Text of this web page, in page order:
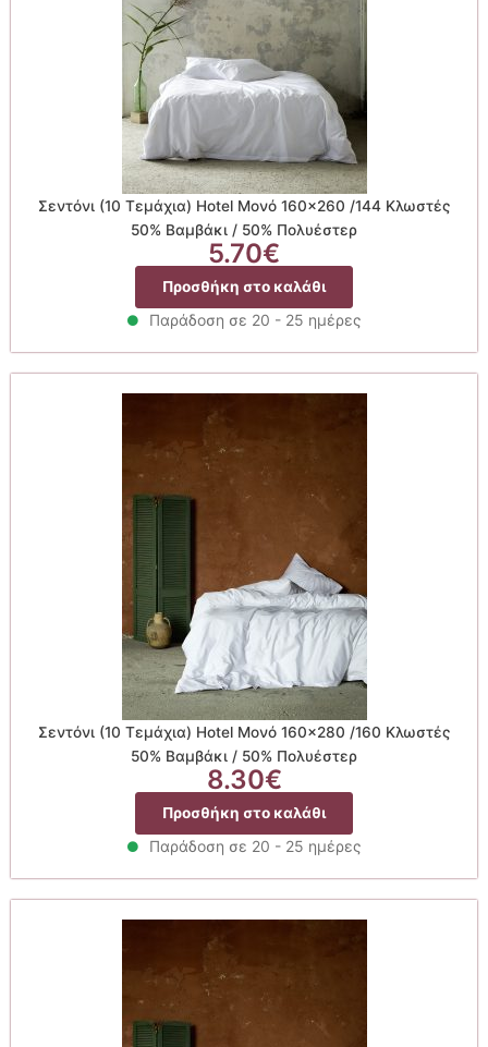
Σεντόνι (10 Τεμάχια) Hotel Μονό 160×260 /144 Κλωστές
50% Βαμβάκι / 50% Πολυέστερ
5.70€
Προσθήκη στο καλάθι
Παράδοση σε 20 - 25 ημέρες
Σεντόνι (10 Τεμάχια) Hotel Μονό 160×280 /160 Κλωστές
50% Βαμβάκι / 50% Πολυέστερ
8.30€
Προσθήκη στο καλάθι
Παράδοση σε 20 - 25 ημέρες